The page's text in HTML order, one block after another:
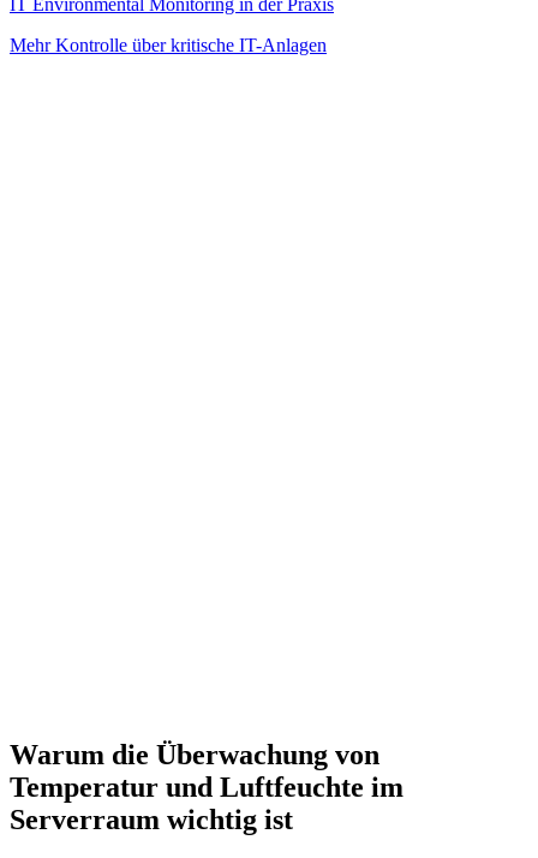
IT Environmental Monitoring in der Praxis
Mehr Kontrolle über kritische IT-Anlagen
Warum die Überwachung von
Temperatur und Luftfeuchte im
Serverraum wichtig ist